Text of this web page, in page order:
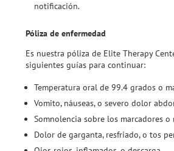
notificación.
Póliza de enfermedad
Es nuestra póliza de Elite Therapy
siguientes guías para continuar:
Temperatura oral de 99.4 grados o
Vomito, náuseas, o severo dolor
Somnolencia sobre los marcadores o
Dolor de garganta, resfriado, o tos